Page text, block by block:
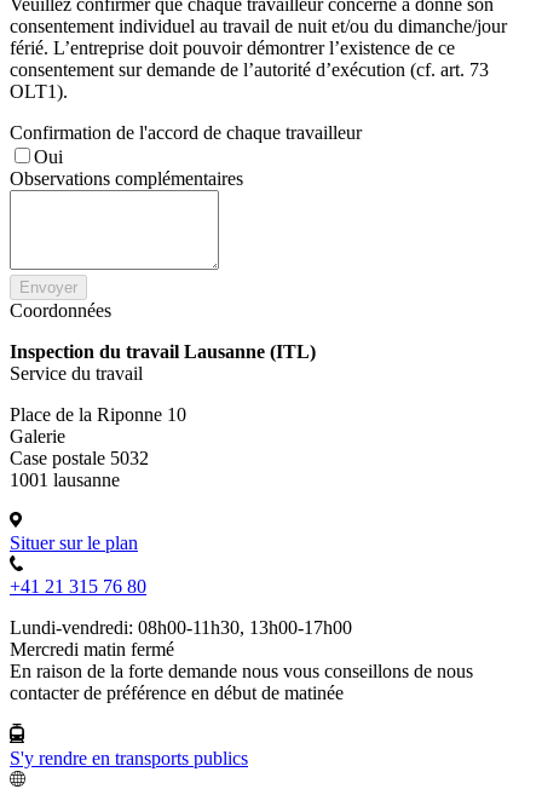
Veuillez confirmer que chaque travailleur concerné a donné son
consentement individuel au travail de nuit et/ou du dimanche/jour
férié. L’entreprise doit pouvoir démontrer l’existence de ce
consentement sur demande de l’autorité d’exécution (cf. art. 73
OLT1).
Confirmation de l'accord de chaque travailleur
Oui
Observations complémentaires
Envoyer
Coordonnées
Inspection du travail Lausanne (ITL)
Service du travail
Place de la Riponne 10
Galerie
Case postale 5032
1001 lausanne
Situer sur le plan
+41 21 315 76 80
Lundi-vendredi: 08h00-11h30, 13h00-17h00
Mercredi matin fermé
En raison de la forte demande nous vous conseillons de nous
contacter de préférence en début de matinée
S'y rendre en transports publics